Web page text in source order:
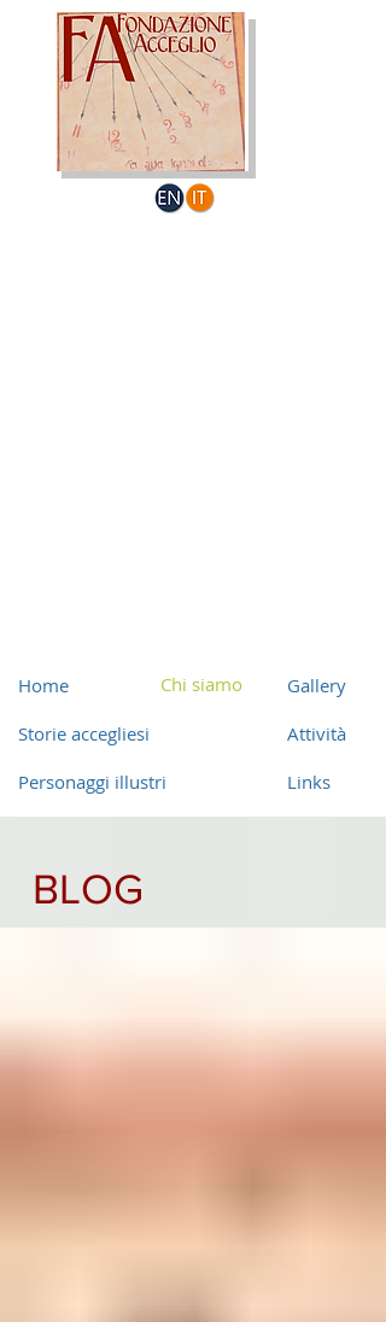
Home Chi siamo
Storie accegliesi
Personaggi illustri
Gallery
Attività
Links
BLOG